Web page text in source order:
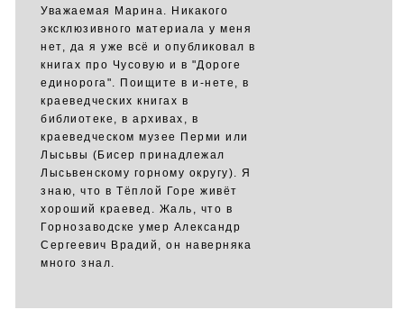
Уважаемая Марина. Никакого
эксклюзивного материала у меня
нет, да я уже всё и опубликовал в
книгах про Чусовую и в "Дороге
единорога". Поищите в и-нете, в
краеведческих книгах в
библиотеке, в архивах, в
краеведческом музее Перми или
Лысьвы (Бисер принадлежал
Лысьвенскому горному округу). Я
знаю, что в Тёплой Горе живёт
хороший краевед. Жаль, что в
Горнозаводске умер Александр
Сергеевич Врадий, он наверняка
много знал.